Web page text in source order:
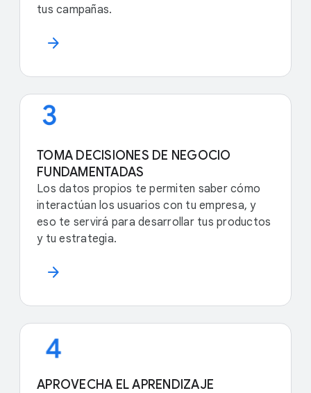
tus campañas.
arrow_forward
TOMA DECISIONES DE NEGOCIO
FUNDAMENTADAS
Los datos propios te permiten saber cómo
interactúan los usuarios con tu empresa, y
eso te servirá para desarrollar tus productos
y tu estrategia.
arrow_forward
APROVECHA EL APRENDIZAJE